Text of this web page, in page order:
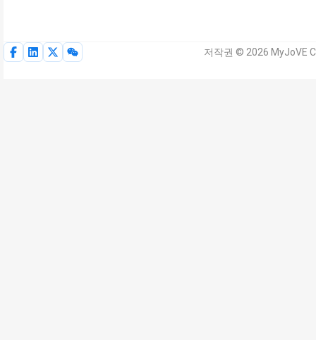
저작권 © 2026 MyJoVE